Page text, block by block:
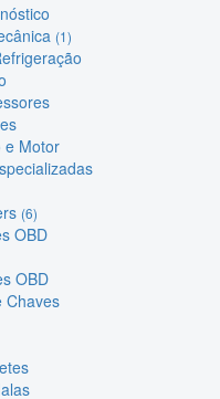
(1)
e Motor
(6)
OBD
OBD
Chaves